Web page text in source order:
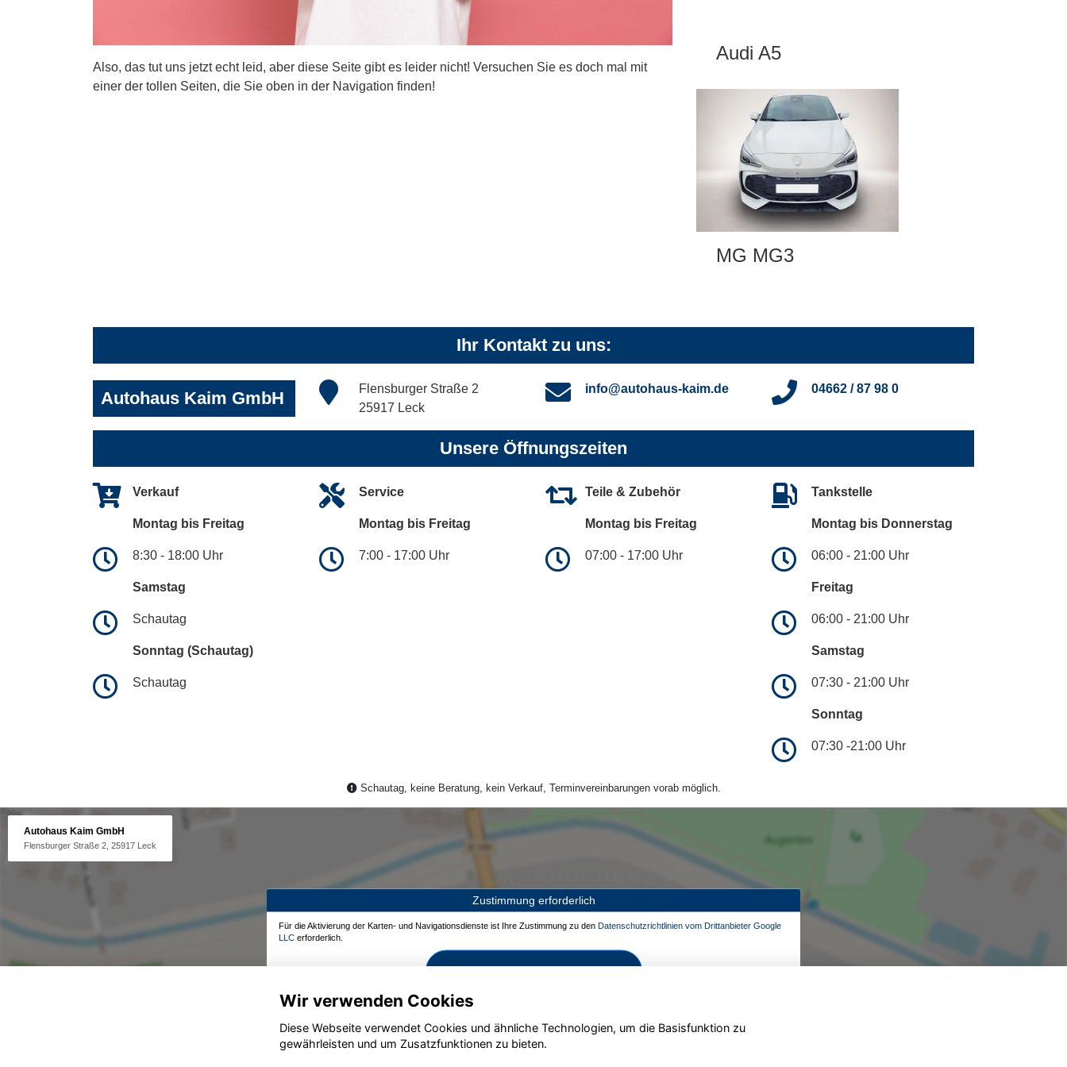
Also, das tut uns jetzt echt leid, aber diese Seite gibt es leider nicht! Versuchen Sie es doch mal mit
einer der tollen Seiten, die Sie oben in der Navigation finden!
Audi A5
MG MG3
Ihr Kontakt zu uns:
Autohaus Kaim GmbH
Flensburger Straße 2
25917 Leck
info@autohaus-kaim.de 04662 / 87 98 0
Unsere Öffnungszeiten
Verkauf
Montag bis Freitag
8:30 - 18:00 Uhr
Samstag
Schautag
Sonntag (Schautag)
Schautag
Service
Montag bis Freitag
7:00 - 17:00 Uhr
Teile & Zubehör
Montag bis Freitag
07:00 - 17:00 Uhr
Tankstelle
Montag bis Donnerstag
06:00 - 21:00 Uhr
Freitag
06:00 - 21:00 Uhr
Samstag
07:30 - 21:00 Uhr
Sonntag
07:30 -21:00 Uhr
Schautag, keine Beratung, kein Verkauf, Terminvereinbarungen vorab möglich.
Autohaus Kaim GmbH
Flensburger Straße 2, 25917 Leck
Zustimmung erforderlich
Für die Aktivierung der Karten- und Navigationsdienste ist Ihre Zustimmung zu den Datenschutzrichtlinien vom Drittanbieter Google
LLC erforderlich.
Zustimmen und aktivieren
Wir verwenden Cookies
Diese Webseite verwendet Cookies und ähnliche Technologien, um die Basisfunktion zu
gewährleisten und um Zusatzfunktionen zu bieten.